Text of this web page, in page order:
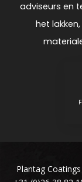
adviseurs en
het
Plantag